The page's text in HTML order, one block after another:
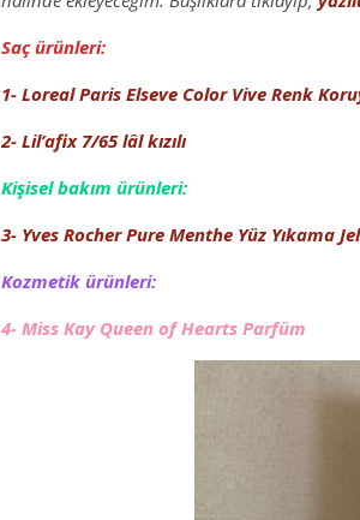
Saç ürünleri:
1- Loreal Paris Elseve Color Vive Renk
2- Lil’afix 7/65 lâl kızılı
Kişisel bakım ürünleri:
3- Yves Rocher Pure Menthe Yüz Yıkama
Kozmetik ürünleri:
4- Miss Kay Queen of Hearts Parfüm